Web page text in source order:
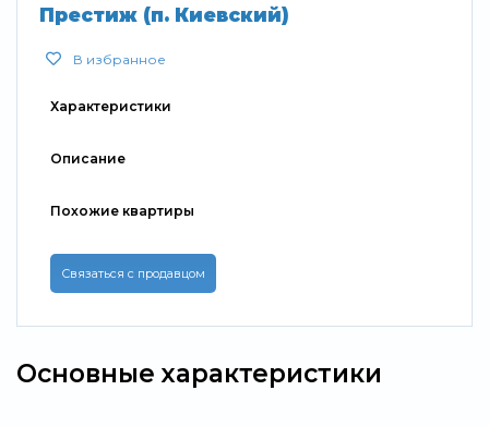
Престиж (п. Киевский)
В избранное
Характеристики
Описание
Похожие квартиры
Связаться с продавцом
Основные характеристики